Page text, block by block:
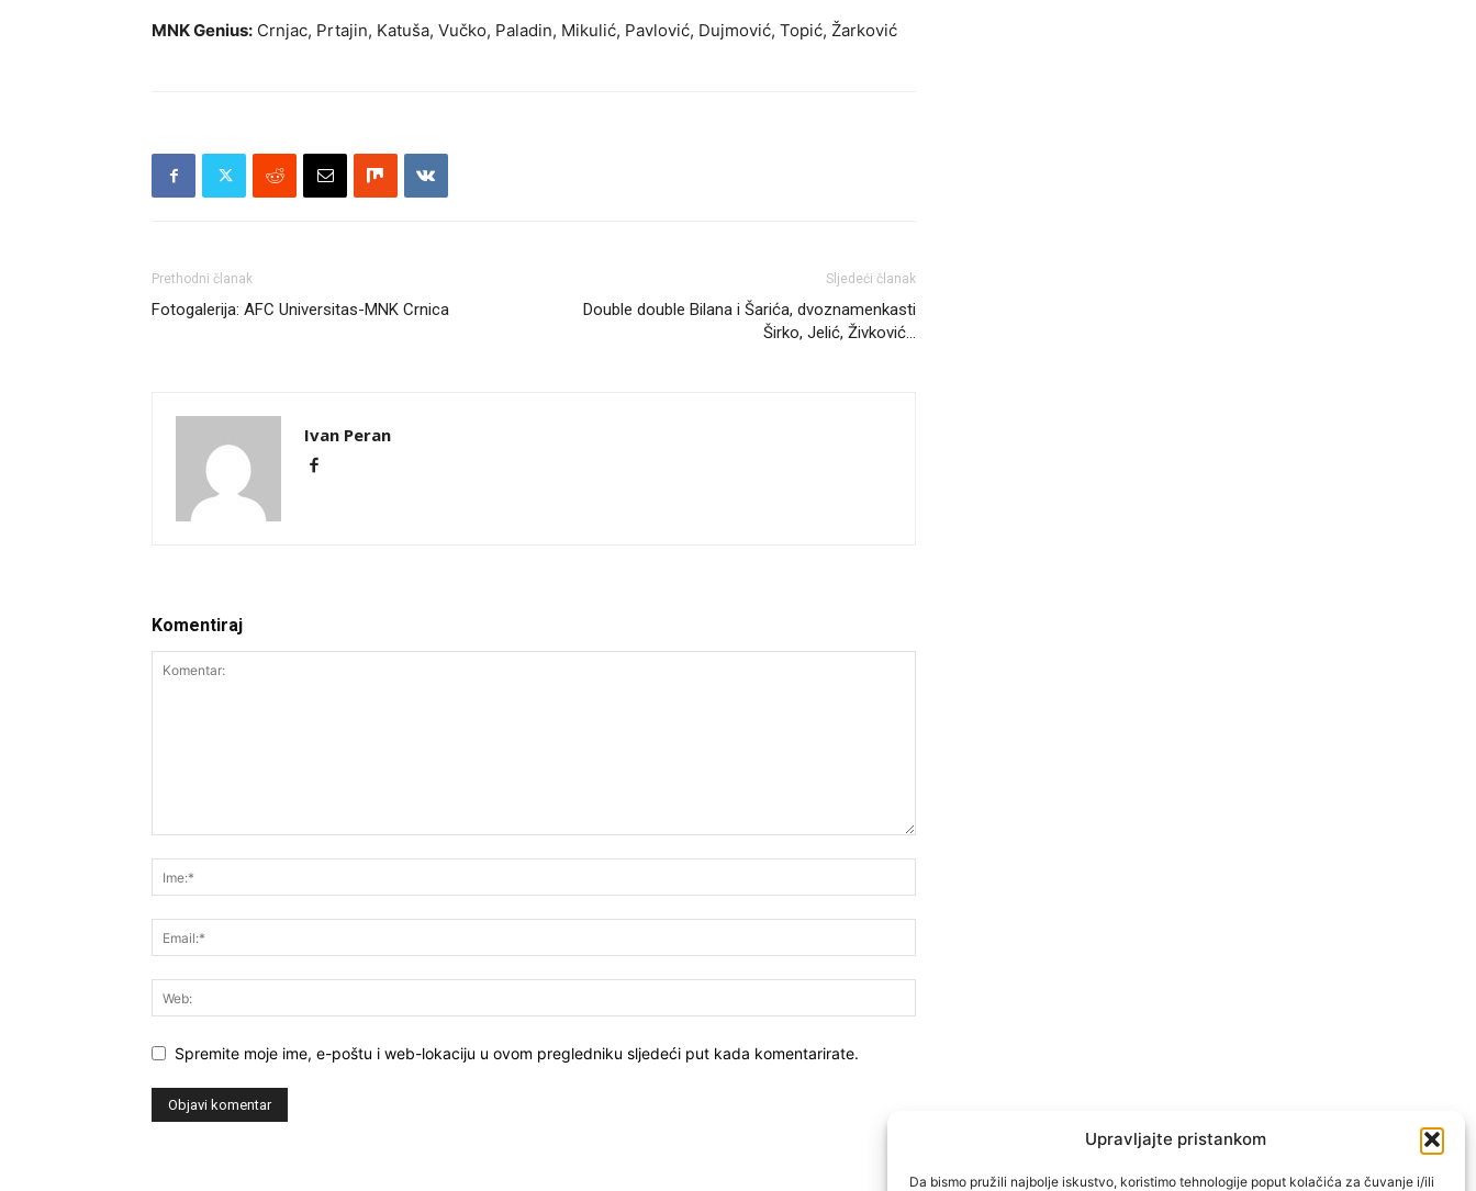
Upravljajte pristankom
Da bismo pružili najbolje iskustvo, koristimo tehnologije poput kolačića za čuvanje i/ili
MNK Genius: Crnjac, Prtajin, Katuša, Vučko, Paladin, Mikulić, Pavlović, Dujmović, Topić, Žarković
Prethodni članak
Fotogalerija: AFC Universitas-MNK Crnica
Sljedeći članak
Double double Bilana i Šarića, dvoznamenkasti
Širko, Jelić, Živković…
Ivan Peran
Komentiraj
Spremite moje ime, e-poštu i web-lokaciju u ovom pregledniku sljedeći put kada komentarirate.